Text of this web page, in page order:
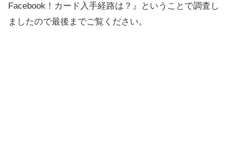
Facebook！カード入手経路は？』ということで調査し
ましたので最後までご覧ください。